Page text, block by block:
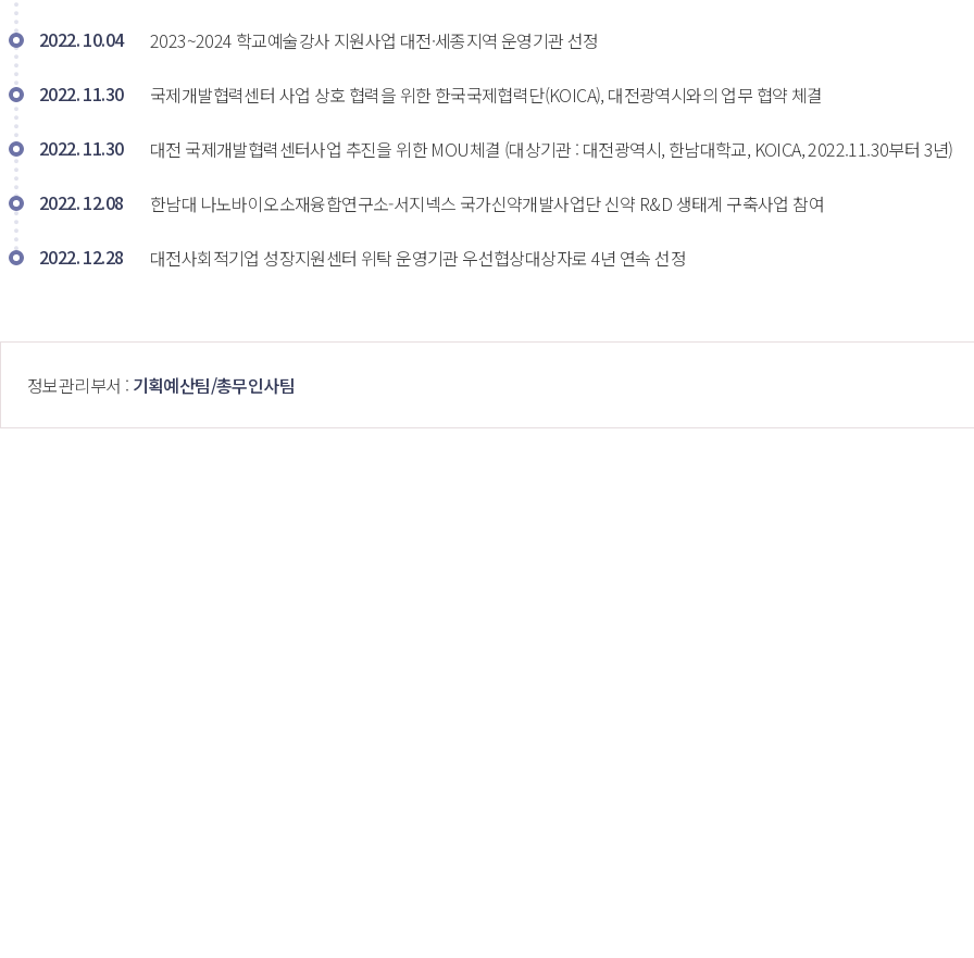
2022. 10.04 2023~2024 학교예술강사 지원사업 대전·세종지역 운영기관 선정
2022. 11.30 국제개발협력센터 사업 상호 협력을 위한 한국국제협력단(KOICA), 대전광역시와의 업무 협약 체결
2022. 11.30 대전 국제개발협력센터사업 추진을 위한 MOU체결 (대상기관 : 대전광역시, 한남대학교, KOICA, 2022.11.30부터 3년)
2022. 12.08 한남대 나노바이오소재융합연구소-서지넥스 국가신약개발사업단 신약 R&D 생태계 구축사업 참여
2022. 12.28 대전사회적기업 성장지원센터 위탁 운영기관 우선협상대상자로 4년 연속 선정
정보관리부서 : 기획예산팀/총무인사팀